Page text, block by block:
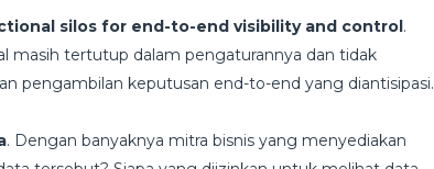
silos for end-to-end visibility and control.
masih tertutup dalam pengaturannya dan tidak
pengambilan keputusan end-to-end yang diantisipasi.
. Dengan banyaknya mitra bisnis yang menyediakan